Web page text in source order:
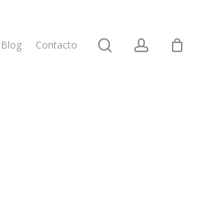
Blog Contacto searchaccount